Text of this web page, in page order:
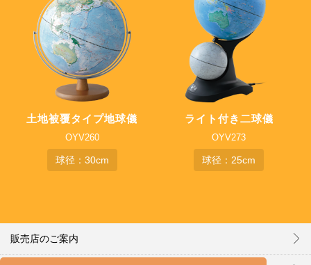
土地被覆タイプ地球儀
OYV260
球径：30cm
ライト付き二球儀
OYV273
球径：25cm
販売店のご案内